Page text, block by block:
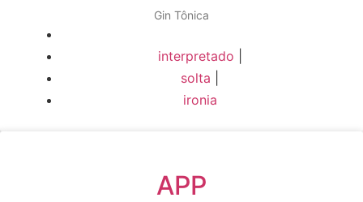
Gin Tônica
interpretado
solta
ironia
APP